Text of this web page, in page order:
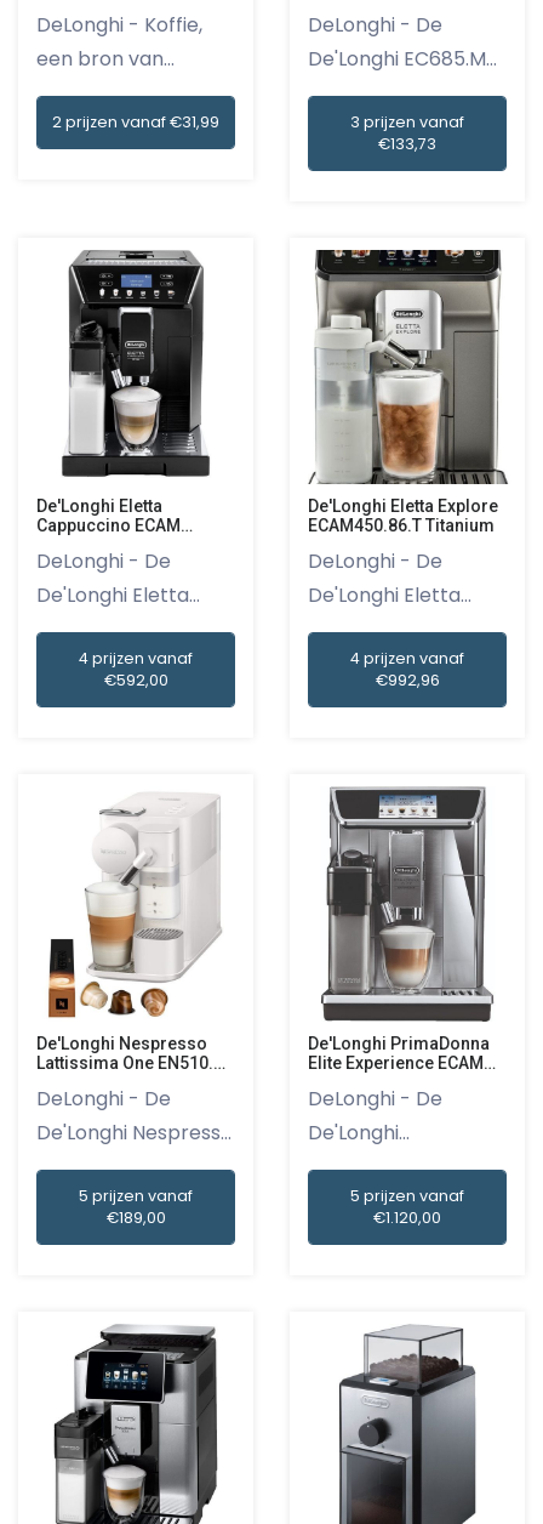
DeLonghi - Koffie,
een bron van
energie, ge...
2 prijzen vanaf €31,99
DeLonghi - De
De'Longhi EC685.M
Dedica Zilv...
3 prijzen vanaf
€133,73
De'Longhi Eletta
Cappuccino ECAM
DeLonghi - De
De'Longhi Eletta
Cappuccino E...
4 prijzen vanaf
€592,00
De'Longhi Eletta Explore
ECAM450.86.T Titanium
DeLonghi - De
De'Longhi Eletta
Explore ECAM...
4 prijzen vanaf
€992,96
De'Longhi Nespresso
Lattissima One EN510.W
DeLonghi - De
De'Longhi Nespresso
Lattissim...
5 prijzen vanaf
€189,00
De'Longhi PrimaDonna
Elite Experience ECAM
DeLonghi - De
De'Longhi
PrimaDonna Elite
5 prijzen vanaf
€1.120,00